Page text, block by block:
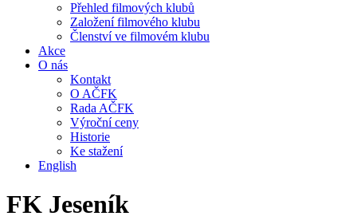
Přehled filmových klubů
Založení filmového klubu
Členství ve filmovém klubu
Akce
O nás
Kontakt
O AČFK
Rada AČFK
Výroční ceny
Historie
Ke stažení
English
FK Jeseník